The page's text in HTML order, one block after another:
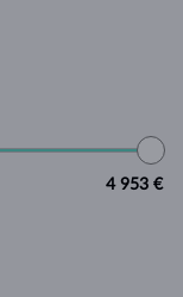
4 953 €